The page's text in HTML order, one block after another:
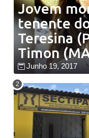
Jovem
tenente
Teresina
Timon
Junho 19, 2017